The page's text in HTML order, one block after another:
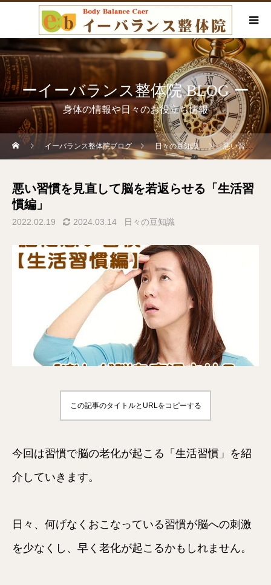
ーイーバランス整体院 BLOG ー
身体の情報や日々のお役立ち情報
イーバランス整体院ブログ 日々の豆知識 悪い習慣を見直して脳を若返らせる「生活習慣編」
悪い習慣を見直して脳を若返らせる「生活習
慣編」
2022.02.19 2024.03.14 日々の豆知識
この記事のタイトルとURLをコピーする
今回は習慣で脳の老化が起こる「生活習慣」を紹
介していきます。
日々、何げなくおこなっている習慣が脳への刺激
を少なくし、早く老化が起こるかもしれません。